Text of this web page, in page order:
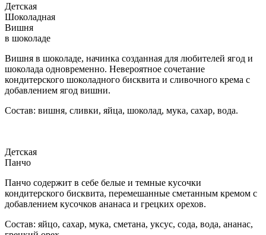
Детская
Шоколадная
Вишня
в шоколаде
Вишня в шоколаде, начинка созданная для любителей ягод и
шоколада одновременно. Невероятное сочетание
кондитерского шоколадного бисквита и сливочного крема с
добавлением ягод вишни.
Состав: вишня, сливки, яйца, шоколад, мука, сахар, вода.
Детская
Панчо
Панчо содержит в себе белые и темные кусочки
кондитерского бисквита, перемешанные сметанным кремом с
добавлением кусочков ананаса и грецких орехов.
Состав: яйцо, сахар, мука, сметана, уксус, сода, вода, ананас,